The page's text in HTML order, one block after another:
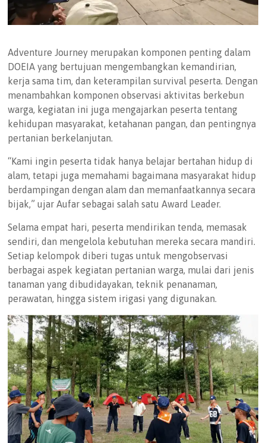
Adventure Journey merupakan komponen penting dalam
DOEIA yang bertujuan mengembangkan kemandirian,
kerja sama tim, dan keterampilan survival peserta. Dengan
menambahkan komponen observasi aktivitas berkebun
warga, kegiatan ini juga mengajarkan peserta tentang
kehidupan masyarakat, ketahanan pangan, dan pentingnya
pertanian berkelanjutan.
“Kami ingin peserta tidak hanya belajar bertahan hidup di
alam, tetapi juga memahami bagaimana masyarakat hidup
berdampingan dengan alam dan memanfaatkannya secara
bijak,” ujar Aufar sebagai salah satu Award Leader.
Selama empat hari, peserta mendirikan tenda, memasak
sendiri, dan mengelola kebutuhan mereka secara mandiri.
Setiap kelompok diberi tugas untuk mengobservasi
berbagai aspek kegiatan pertanian warga, mulai dari jenis
tanaman yang dibudidayakan, teknik penanaman,
perawatan, hingga sistem irigasi yang digunakan.